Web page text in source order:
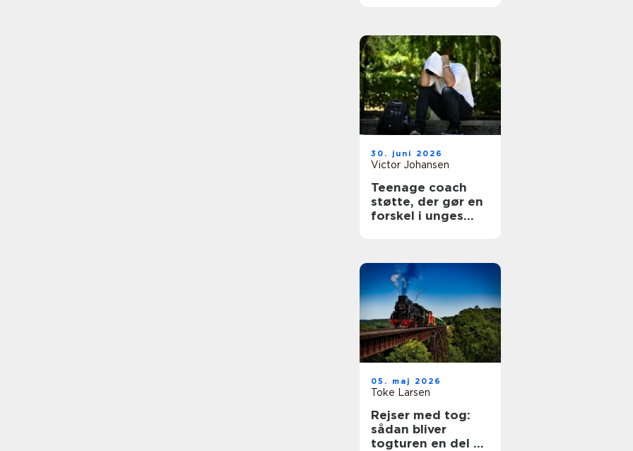
30. juni 2026
Victor Johansen
Teenage coach
støtte, der gør en
forskel i unges
05. maj 2026
Toke Larsen
Rejser med tog:
sådan bliver
togturen en del af